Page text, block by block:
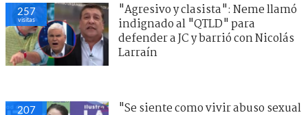
257
visitas
"Agresivo y clasista": Neme llamó
indignado al "QTLD" para
defender a JC y barrió con Nicolás
Larraín
207
"Se siente como vivir abuso sexual